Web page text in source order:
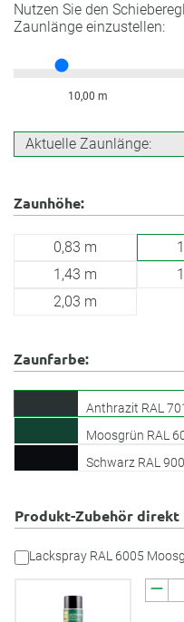
Nutzen Sie den
Zaunlänge einzustellen:
Aktuelle Zaunlänge:
10,00 m
Zaunhöhe:
0,83 m
1,43 m
2,03 m
Zaunfarbe:
Anthrazit RAL
Moosgrün RAL
Schwarz RAL
Produkt-Zubehör
Lackspray RAL 6005